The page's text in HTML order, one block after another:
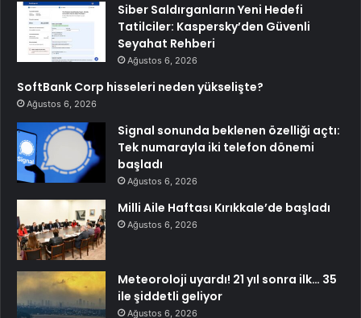
Siber Saldırganların Yeni Hedefi
Tatilciler: Kaspersky’den Güvenli
Seyahat Rehberi
Ağustos 6, 2026
SoftBank Corp hisseleri neden yükselişte?
Ağustos 6, 2026
Signal sonunda beklenen özelliği açtı:
Tek numarayla iki telefon dönemi
başladı
Ağustos 6, 2026
Milli Aile Haftası Kırıkkale’de başladı
Ağustos 6, 2026
Meteoroloji uyardı! 21 yıl sonra ilk… 35
ile şiddetli geliyor
Ağustos 6, 2026